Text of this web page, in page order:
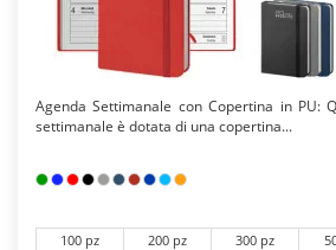
Agenda Settimanale con Copertina in PU:
settimanale è dotata di una copertina...
100 pz 200 pz 300 pz